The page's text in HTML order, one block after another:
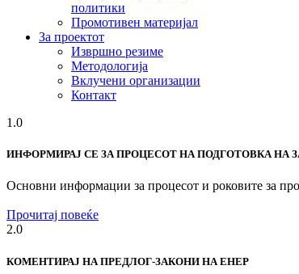
политики
Промотивен материјал
За проектот
Извршно резиме
Методологија
Вклучени организации
Контакт
1.0
ИНФОРМИРАЈ СЕ ЗА ПРОЦЕСОТ НА ПОДГОТОВКА НА
Основни информации за процесот и роковите за
Прочитај повеќе
2.0
КОМЕНТИРАЈ НА ПРЕДЛОГ-ЗАКОНИ НА ЕНЕР